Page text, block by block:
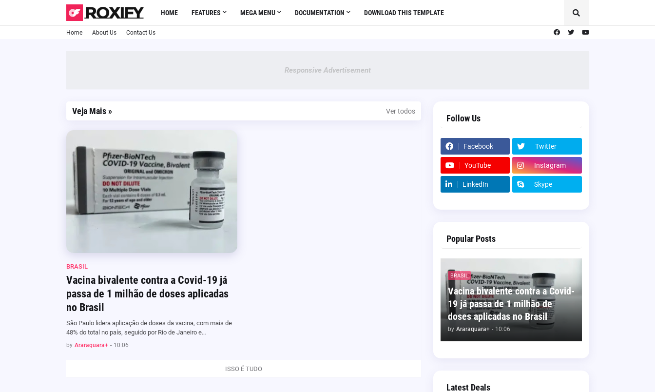
HOME FEATURES MEGA MENU DOCUMENTATION DOWNLOAD THIS TEMPLATE
Home About Us Contact Us
Responsive Advertisement
Veja Mais » Ver todos
BRASIL
Vacina bivalente contra a Covid-19 já
passa de 1 milhão de doses aplicadas
no Brasil
São Paulo lidera aplicação de doses da vacina, com mais de
48% do total no país, seguido por Rio de Janeiro e…
by Araraquara+ - 10:06
ISSO É TUDO
Follow Us
Facebook Twitter
YouTube Instagram
LinkedIn Skype
Popular Posts
BRASIL
Vacina bivalente contra a Covid-
19 já passa de 1 milhão de
doses aplicadas no Brasil
by Araraquara+ - 10:06
Latest Deals